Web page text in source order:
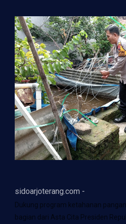
sidoarjoterang.com -
Dukung program ketahanan
bagian dari Asta Cita Presiden